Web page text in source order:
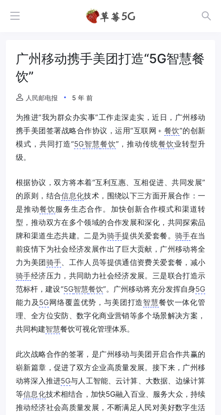
广州移动携手美团打造“5G智慧餐
饮”
人民邮电报 5 年 前
为推进“我为群众办实事”工作走深走实，近日，广州移动
携手美团签署战略合作协议，运用“互联网﹢ 餐饮”的创新
模式，共同打造“5G智慧餐饮”，推动传统餐饮业转型升
级。
根据协议，双方将本着“互利互惠、互相促进、共同发展”
的原则，结合信息化技术，围绕以下三方面开展合作：一
是推动餐饮服务生态合作。加快创新合作模式和渠道转
型，推动双方在多个领域的合作发展和深化，共同探索品
牌和渠道生态共建。二是为骑手提供关爱套餐。 骑手在当
前疫情下为社会经济发展作出了巨大贡献，广州移动将全
力为美团骑手 、工作人员等提供通信资费关爱套餐，减小
骑手经济压力，共同助力社会经济发展。三是联合打造示
范标杆，建设“5G智慧餐饮”。广州移动将充分发挥自身5G
能力及 5G网络覆盖优势，与美团打造智慧餐饮一体化管
理、全方位安防、数字化商业营销等多个场景解决方案，
共同构建智慧餐饮可视化管理体系。
此次战略合作的签署，是广州移动与美团开启合作共赢的
崭新篇章，促进了双方企业高质量发展。接下来，广州移
动将深入推进5G与人工智能、云计算、大数据、边缘计算
等信息化技术相结合，加快5G融入百业、服务大众，持续
推动经济社会高质量发展，不断满足人民对美好数字生活